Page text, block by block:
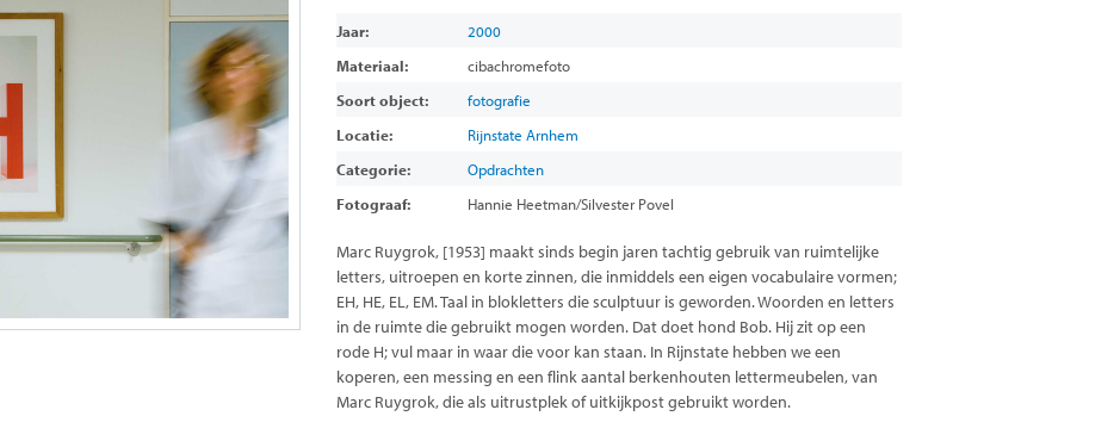
Jaar:
2000
Materiaal:
cibachromefoto
Soort object:
fotografie
Locatie:
Rijnstate Arnhem
Categorie:
Opdrachten
Fotograaf:
Hannie Heetman/Silvester Povel
Marc Ruygrok, [1953] maakt sinds begin jaren tachtig gebruik van ruimtelijke
letters, uitroepen en korte zinnen, die inmiddels een eigen vocabulaire vormen;
EH, HE, EL, EM. Taal in blokletters die sculptuur is geworden. Woorden en letters
in de ruimte die gebruikt mogen worden. Dat doet hond Bob. Hij zit op een
rode H; vul maar in waar die voor kan staan. In Rijnstate hebben we een
koperen, een mes­sing en een flink aantal berkenhouten lettermeubelen, van
Marc Ruygrok, die als uitrustplek of uitkijkpost gebruikt worden.